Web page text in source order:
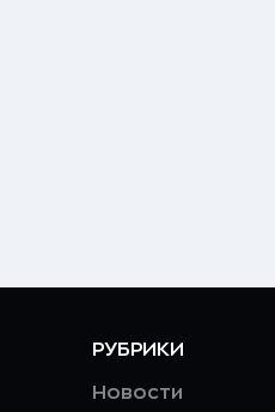
РУБРИКИ
Новости